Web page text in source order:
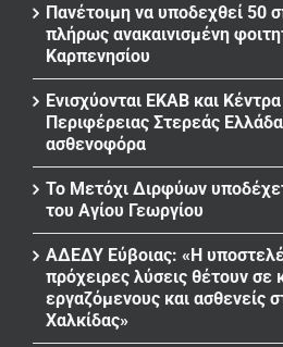
Πανέτοιμη να υποδεχθεί 50
πλήρως ανακαινισμένη
Καρπενησίου
Ενισχύονται ΕΚΑΒ και
Περιφέρειας Στερεάς
ασθενοφόρα
Το Μετόχι Διρφύων
του Αγίου Γεωργίου
ΑΔΕΔΥ Εύβοιας: «Η
πρόχειρες λύσεις θέτουν σε
εργαζόμενους και ασθενείς
Χαλκίδας»